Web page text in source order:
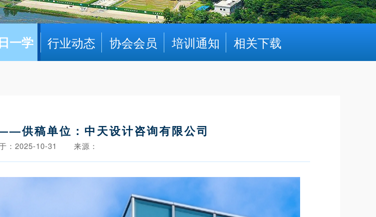
一学 行业动态 协会会员 培训通知 相关下载
供稿单位：中天设计咨询有限公司
：2025-10-31 来源：